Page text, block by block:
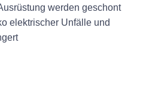
werden geschont
elektrischer Unfälle und